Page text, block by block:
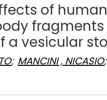
of
a vesicular
; MANCINI , NICASIO;